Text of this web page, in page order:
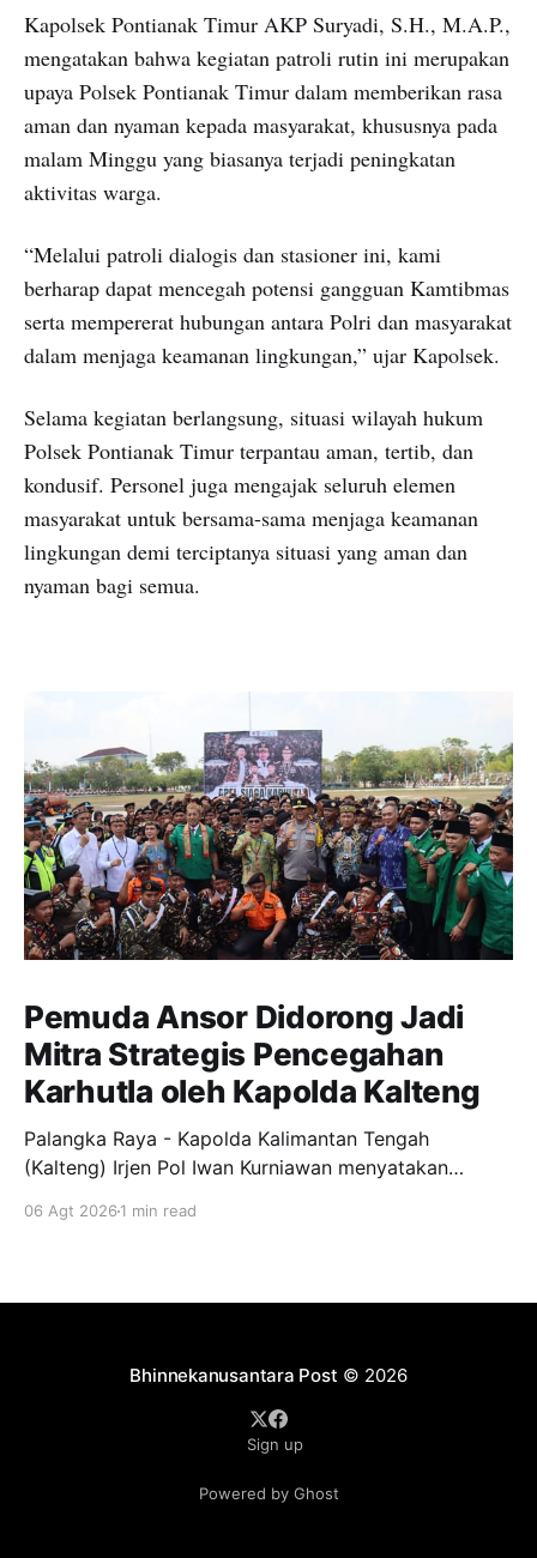
Kapolsek Pontianak Timur AKP Suryadi, S.H., M.A.P.,
mengatakan bahwa kegiatan patroli rutin ini merupakan
upaya Polsek Pontianak Timur dalam memberikan rasa
aman dan nyaman kepada masyarakat, khususnya pada
malam Minggu yang biasanya terjadi peningkatan
aktivitas warga.
“Melalui patroli dialogis dan stasioner ini, kami
berharap dapat mencegah potensi gangguan Kamtibmas
serta mempererat hubungan antara Polri dan masyarakat
dalam menjaga keamanan lingkungan,” ujar Kapolsek.
Selama kegiatan berlangsung, situasi wilayah hukum
Polsek Pontianak Timur terpantau aman, tertib, dan
kondusif. Personel juga mengajak seluruh elemen
masyarakat untuk bersama-sama menjaga keamanan
lingkungan demi terciptanya situasi yang aman dan
nyaman bagi semua.
Pemuda Ansor Didorong Jadi
Mitra Strategis Pencegahan
Karhutla oleh Kapolda Kalteng
Palangka Raya - Kapolda Kalimantan Tengah
(Kalteng) Irjen Pol Iwan Kurniawan menyatakan
menjadi garda terdepan dalam upaya pencegahan
Ansor Kalteng di
06 Agt 2026 1 min read
Bhinnekanusantara Post © 2026
Sign up
Powered by Ghost